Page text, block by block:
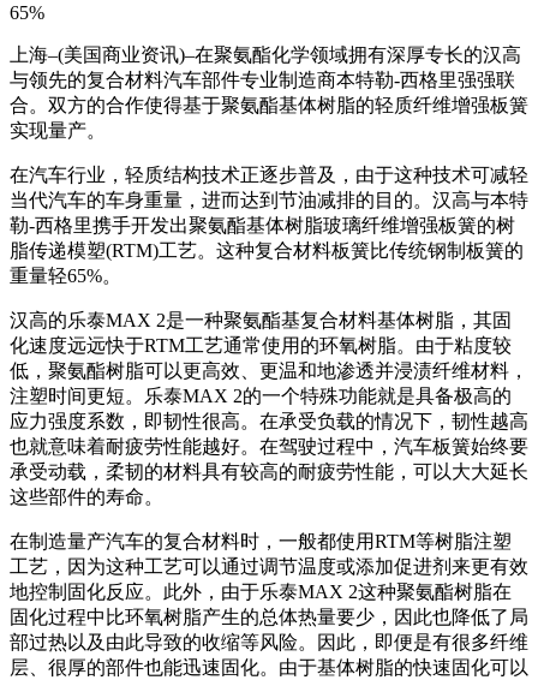
65%
上海–(美国商业资讯)–在聚氨酯化学领域拥有深厚专长的汉高
与领先的复合材料汽车部件专业制造商本特勒-西格里强强联
合。双方的合作使得基于聚氨酯基体树脂的轻质纤维增强板簧
实现量产。
在汽车行业，轻质结构技术正逐步普及，由于这种技术可减轻
当代汽车的车身重量，进而达到节油减排的目的。汉高与本特
勒-西格里携手开发出聚氨酯基体树脂玻璃纤维增强板簧的树
脂传递模塑(RTM)工艺。这种复合材料板簧比传统钢制板簧的
重量轻65%。
汉高的乐泰MAX 2是一种聚氨酯基复合材料基体树脂，其固
化速度远远快于RTM工艺通常使用的环氧树脂。由于粘度较
低，聚氨酯树脂可以更高效、更温和地渗透并浸渍纤维材料，
注塑时间更短。乐泰MAX 2的一个特殊功能就是具备极高的
应力强度系数，即韧性很高。在承受负载的情况下，韧性越高
也就意味着耐疲劳性能越好。在驾驶过程中，汽车板簧始终要
承受动载，柔韧的材料具有较高的耐疲劳性能，可以大大延长
这些部件的寿命。
在制造量产汽车的复合材料时，一般都使用RTM等树脂注塑
工艺，因为这种工艺可以通过调节温度或添加促进剂来更有效
地控制固化反应。此外，由于乐泰MAX 2这种聚氨酯树脂在
固化过程中比环氧树脂产生的总体热量要少，因此也降低了局
部过热以及由此导致的收缩等风险。因此，即便是有很多纤维
层、很厚的部件也能迅速固化。由于基体树脂的快速固化可以